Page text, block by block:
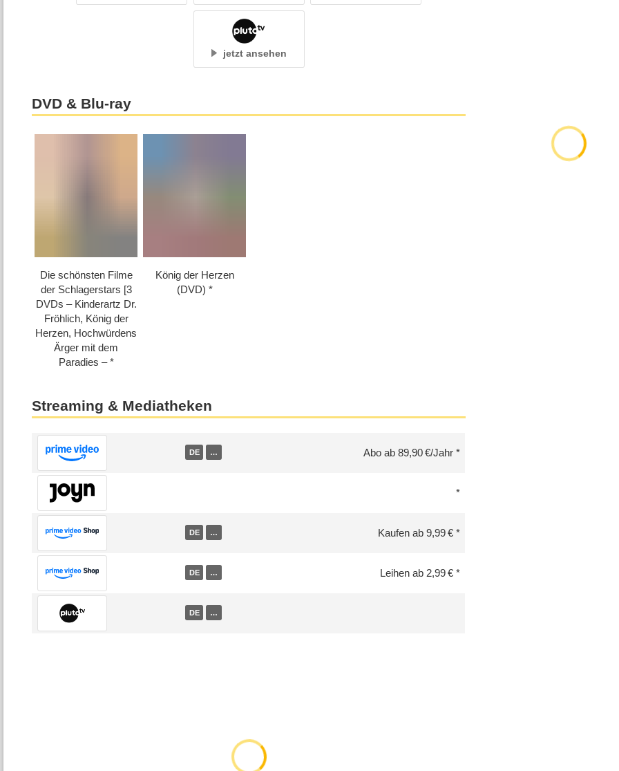
jetzt ansehen
DVD & Blu-ray
Die schönsten Filme
der Schlagerstars [3
DVDs – Kinderartz Dr.
Fröhlich, König der
Herzen, Hochwürdens
Ärger mit dem
Paradies –
König der Herzen
(DVD)
Streaming & Mediatheken
DE … Abo ab 89,90 €/Jahr
DE … Kaufen ab 9,99 €
DE … Leihen ab 2,99 €
DE …